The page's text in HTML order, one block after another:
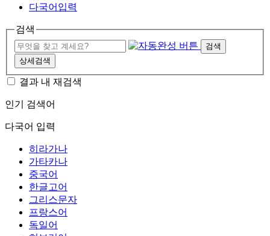
다국어입력
검색
검색
상세검색
결과 내 재검색
인기 검색어
다국어 입력
히라가나
가타카나
중국어
한글고어
그리스문자
프랑스어
독일어